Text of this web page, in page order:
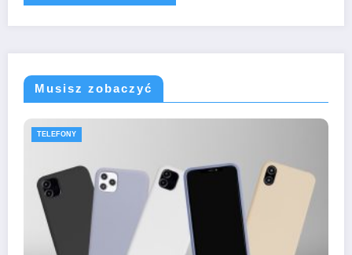
Musisz zobaczyć
TELEFONY